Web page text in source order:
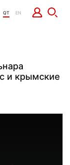
QT EN
и крымские